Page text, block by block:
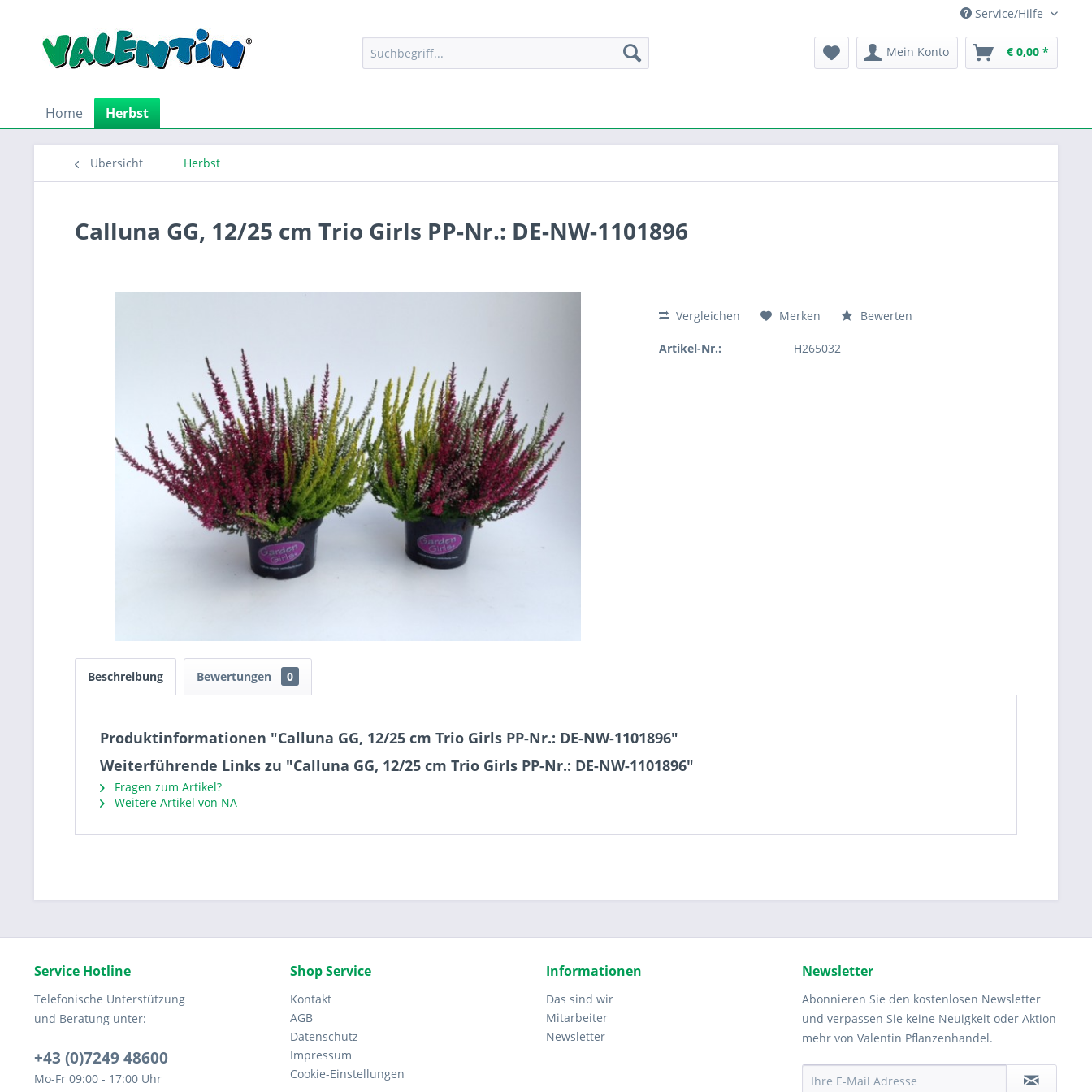
Service/Hilfe
Mein Konto € 0,00 *
Home Herbst
Übersicht Herbst
Calluna GG, 12/25 cm Trio Girls PP-Nr.: DE-NW-1101896
Vergleichen Merken Bewerten
Artikel-Nr.: H265032
Beschreibung Bewertungen 0
Produktinformationen "Calluna GG, 12/25 cm Trio Girls PP-Nr.: DE-NW-1101896"
Weiterführende Links zu "Calluna GG, 12/25 cm Trio Girls PP-Nr.: DE-NW-1101896"
Fragen zum Artikel?
Weitere Artikel von NA
Service Hotline
Telefonische Unterstützung
und Beratung unter:
+43 (0)7249 48600
Mo-Fr 09:00 - 17:00 Uhr
Shop Service
Kontakt
AGB
Datenschutz
Impressum
Cookie-Einstellungen
Informationen
Das sind wir
Mitarbeiter
Newsletter
Newsletter
Abonnieren Sie den kostenlosen Newsletter
und verpassen Sie keine Neuigkeit oder Aktion
mehr von Valentin Pflanzenhandel.